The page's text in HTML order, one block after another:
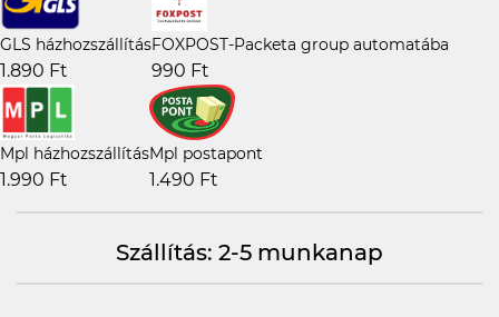
GLS házhozszállítás
1.890 Ft
FOXPOST-Packeta group automatába
990 Ft
Mpl házhozszállítás
1.990 Ft
Mpl postapont
1.490 Ft
Szállítás: 2-5 munkanap